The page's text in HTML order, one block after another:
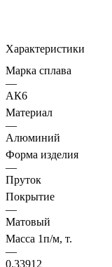
Характеристики
Марка сплава
—
АК6
Материал
—
Алюминий
Форма изделия
—
Пруток
Покрытие
—
Матовый
Масса 1п/м, т.
—
0.33912